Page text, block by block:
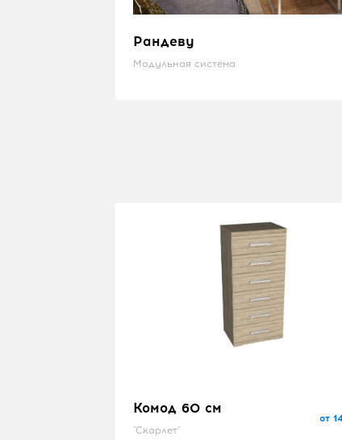
Рандеву
Модульная система
Комод 60 см
"Скарлет"
от